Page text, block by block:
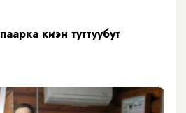
киэн туттуубут